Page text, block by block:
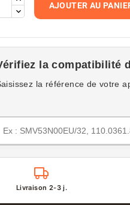
AJOUTER AU
la compatibilité
la référence de votre
Livraison 2-3 j.